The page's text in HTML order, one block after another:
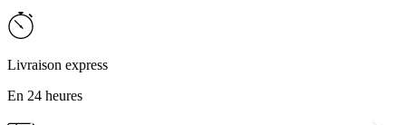
Livraison express
En 24 heures